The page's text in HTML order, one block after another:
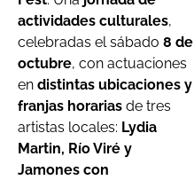
actividades culturales,
celebradas el sábado 8 de
octubre, con actuaciones
en distintas ubicaciones y
franjas horarias de tres
artistas locales: Lydia
Martin, Río Viré y
Jamones con